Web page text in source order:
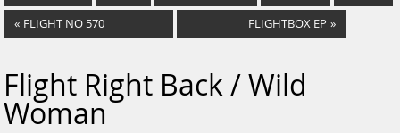
« FLIGHT NO 570 FLIGHTBOX EP »
Flight Right Back / Wild
Woman